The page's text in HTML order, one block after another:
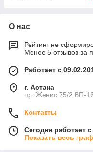
О нас
Рейтинг не
Менее 5 отзывов за
Работает с
г. Астана
пр. Женис 75/2 ВП-
Контакты
Сегодня работает
Показать весь